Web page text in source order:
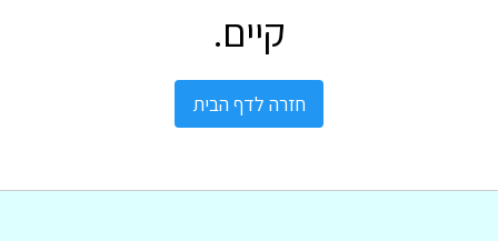
קיים.
חזרה לדף הבית